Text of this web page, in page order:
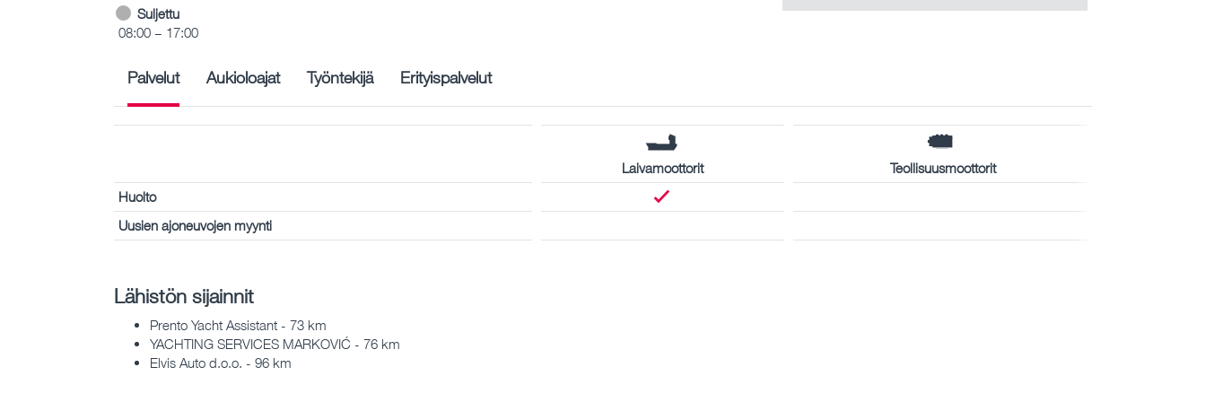
Suljettu
08:00 – 17:00
Palvelut Aukioloajat Työntekijä Erityispalvelut
Laivamoottorit
Teollisuusmoottorit
Huolto
Uusien ajoneuvojen myynti
Lähistön sijainnit
Prento Yacht Assistant - 73 km
YACHTING SERVICES MARKOVIĆ - 76 km
Elvis Auto d.o.o. - 96 km